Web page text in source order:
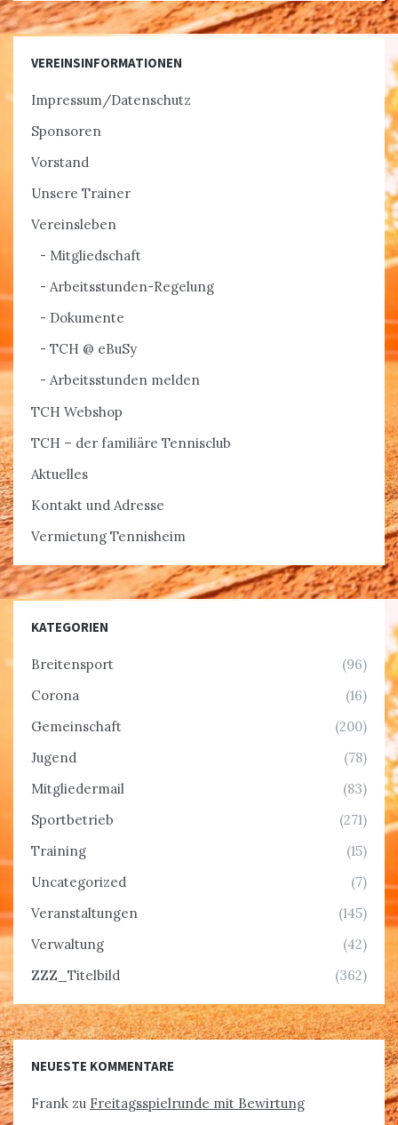
VEREINSINFORMATIONEN
Impressum/Datenschutz
Sponsoren
Vorstand
Unsere Trainer
Vereinsleben
Mitgliedschaft
Arbeitsstunden-Regelung
Dokumente
TCH @ eBuSy
Arbeitsstunden melden
TCH Webshop
TCH – der familiäre Tennisclub
Aktuelles
Kontakt und Adresse
Vermietung Tennisheim
KATEGORIEN
Breitensport
(96)
Corona
(16)
Gemeinschaft
(200)
Jugend
(78)
Mitgliedermail
(83)
Sportbetrieb
(271)
Training
(15)
Uncategorized
(7)
Veranstaltungen
(145)
Verwaltung
(42)
ZZZ_Titelbild
(362)
NEUESTE KOMMENTARE
Frank zu Freitagsspielrunde mit Bewirtung